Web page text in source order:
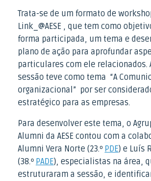
Trata-se de um formato de
Link_@AESE , que tem como
forma participada, um tema e
plano de ação para aprofundar
particulares com ele relacionados.
sessão teve como tema “A
organizacional” por ser
estratégico para as empresas.
Para desenvolver este tema, o
Alumni da AESE contou com a
Alumni Vera Norte (23.º PDE) e Luís
(38.º PADE), especialistas na área,
estruturaram a sessão, e